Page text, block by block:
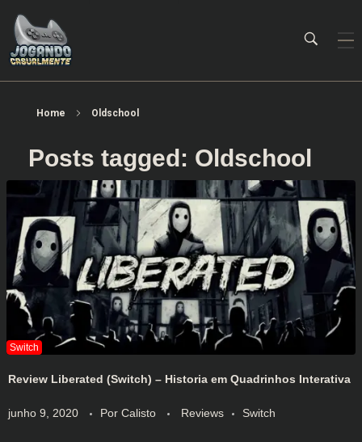
Home Oldschool
Posts tagged: Oldschool
Review Liberated (Switch) – Historia em Quadrinhos Interativa
junho 9, 2020 Por Calisto Reviews Switch